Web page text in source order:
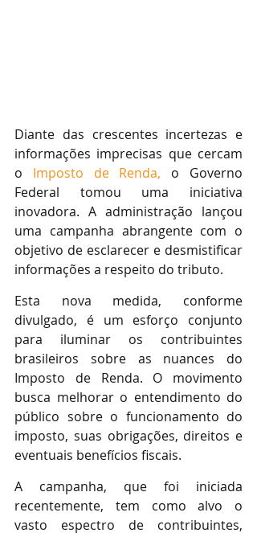
Diante das crescentes incertezas e
informações imprecisas que cercam
o Imposto de Renda, o Governo
Federal tomou uma iniciativa
inovadora. A administração lançou
uma campanha abrangente com o
objetivo de esclarecer e desmistificar
informações a respeito do tributo.
Esta nova medida, conforme
divulgado, é um esforço conjunto
para iluminar os contribuintes
brasileiros sobre as nuances do
Imposto de Renda. O movimento
busca melhorar o entendimento do
público sobre o funcionamento do
imposto, suas obrigações, direitos e
eventuais benefícios fiscais.
A campanha, que foi iniciada
recentemente, tem como alvo o
vasto espectro de contribuintes,